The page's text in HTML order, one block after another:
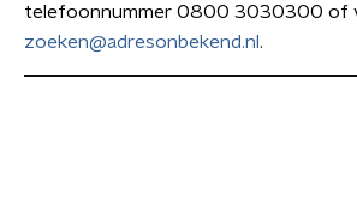
telefoonnummer 0800 3030300 of
zoeken@adresonbekend.nl .